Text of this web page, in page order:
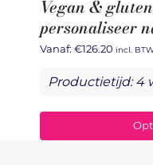
Vegan &
personaliseer
Vanaf: €126.20 incl.
Productietijd: 4